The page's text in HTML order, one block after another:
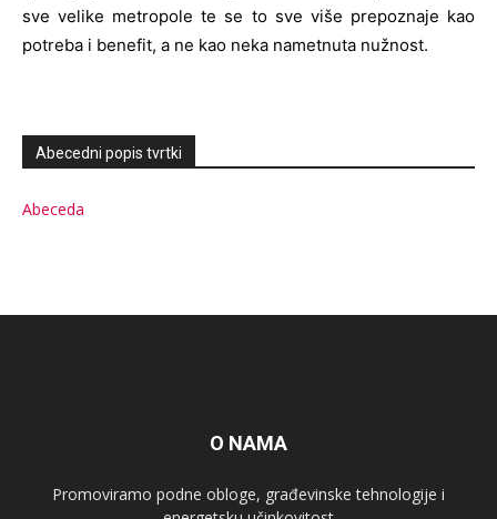
sve velike metropole te se to sve više prepoznaje kao
potreba i benefit, a ne kao neka nametnuta nužnost.
Abecedni popis tvrtki
Abeceda
O NAMA
Promoviramo podne obloge, građevinske tehnologije i